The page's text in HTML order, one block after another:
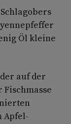
Öl kleine
auf der
Apfel-